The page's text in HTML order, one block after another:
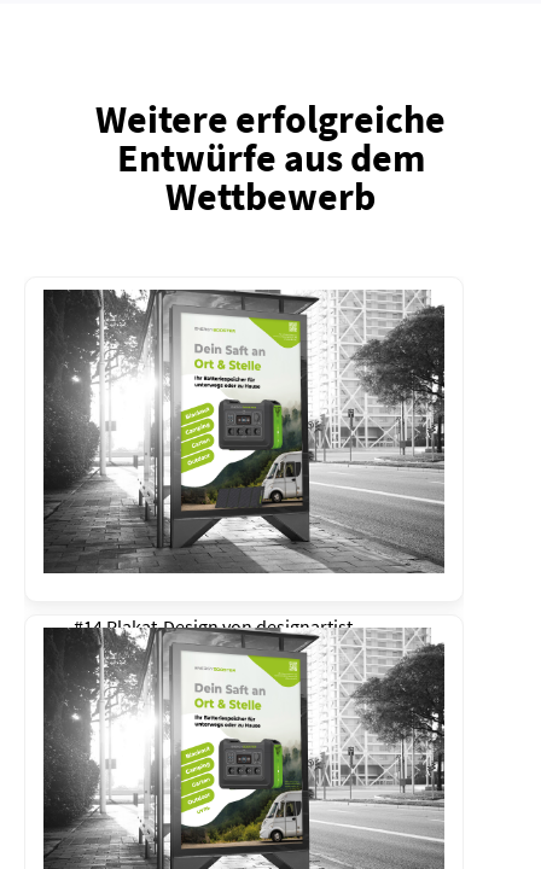
Weitere erfolgreiche
Entwürfe aus dem
Wettbewerb
#14 Plakat-Design vondesignartist